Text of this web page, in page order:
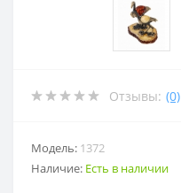
Отзывы: (0)
Модель: 1372
Наличие: Есть в наличии